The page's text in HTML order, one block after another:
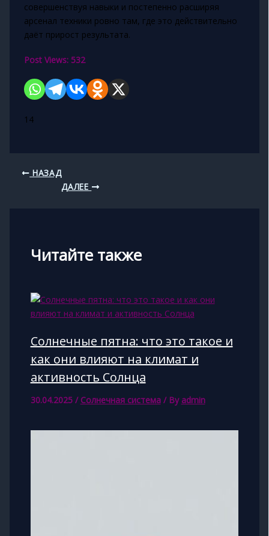
совершенствуя навыки и постепенно расширяя
арсенал техники ровно там, где это действительно
даёт прирост результата.
Post Views: 532
14
НАЗАД
ДАЛЕЕ
Читайте также
Солнечные пятна: что это такое и
как они влияют на климат и
активность Солнца
30.04.2025 / Солнечная система/ By admin